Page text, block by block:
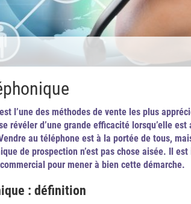
l’une des méthodes de vente les plus
révéler d’une grande efficacité lorsqu’elle est
au téléphone est à la portée de tous,
de prospection n’est pas chose aisée. Il
pour mener à bien cette démarche.
: définition